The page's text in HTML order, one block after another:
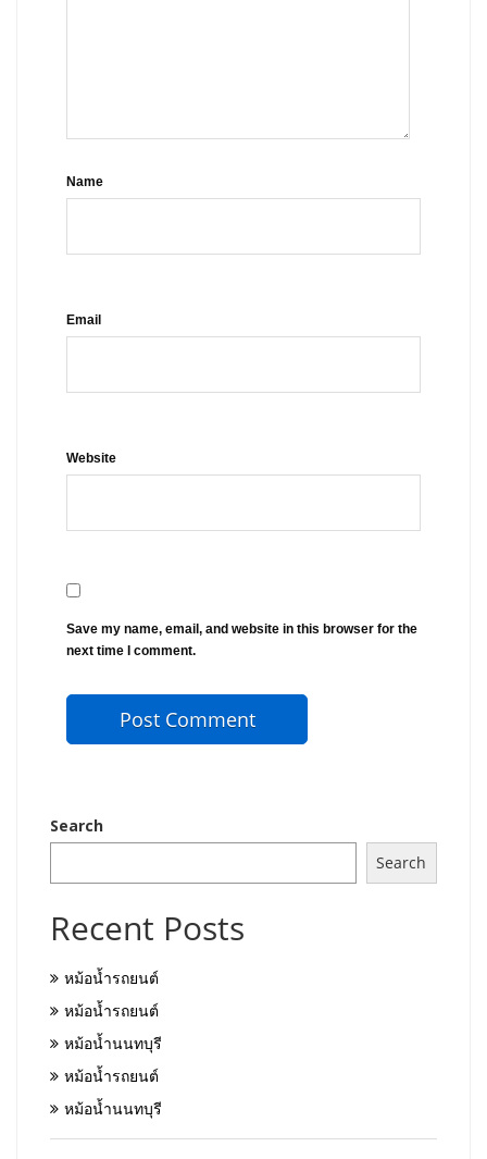
Name
Email
Website
Save my name, email, and website in this browser for the
next time I comment.
Search
Search
Recent Posts
หม้อน้ำรถยนต์
หม้อน้ำรถยนต์
หม้อน้ำนนทบุรี
หม้อน้ำรถยนต์
หม้อน้ำนนทบุรี